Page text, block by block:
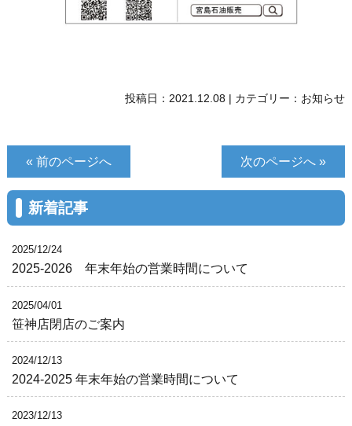
投稿日： 2021.12.08 | カテゴリー： お知らせ
« 前のページへ 次のページへ »
新着記事
2025/12/24
2025-2026 年末年始の営業時間について
2025/04/01
笹神店閉店のご案内
2024/12/13
2024-2025 年末年始の営業時間について
2023/12/13